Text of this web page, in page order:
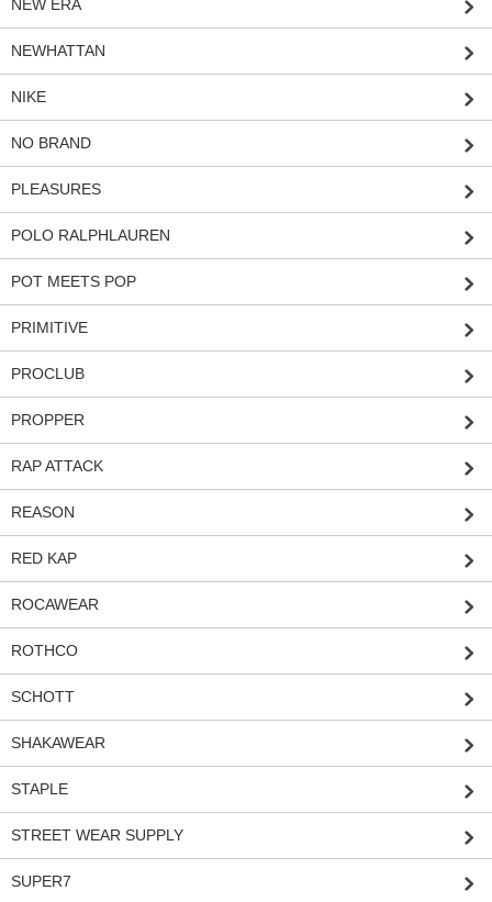
NEW ERA
NEWHATTAN
NIKE
NO BRAND
PLEASURES
POLO RALPHLAUREN
POT MEETS POP
PRIMITIVE
PROCLUB
PROPPER
RAP ATTACK
REASON
RED KAP
ROCAWEAR
ROTHCO
SCHOTT
SHAKAWEAR
STAPLE
STREET WEAR SUPPLY
SUPER7